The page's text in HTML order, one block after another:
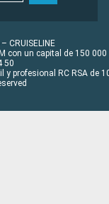
CRUISELINE
con un capital de 150 000
50
profesional RC RSA de